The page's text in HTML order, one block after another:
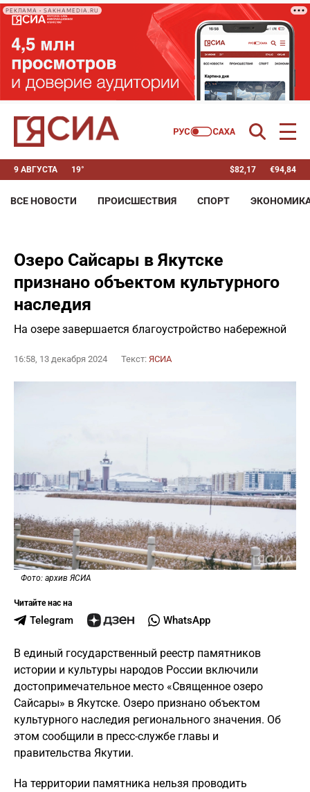
РЕКЛАМА • SAKHAMEDIA.RU
9 АВГУСТА 19° $82,17 €94,84
ВСЕ НОВОСТИ ПРОИСШЕСТВИЯ СПОРТ
Озеро Сайсары в Якутске
признано объектом культурного
наследия
На озере завершается благоустройство набережной
16:58, 13 декабря 2024 Текст: ЯСИА
Фото: архив ЯСИА
Читайте нас на
Telegram WhatsApp
В единый государственный реестр памятников
истории и культуры народов России включили
достопримечательное место «Священное озеро
Сайсары» в Якутске. Озеро признано объектом
культурного наследия регионального значения. Об
этом сообщили в пресс-службе главы и
правительства Якутии.
На территории памятника нельзя проводить